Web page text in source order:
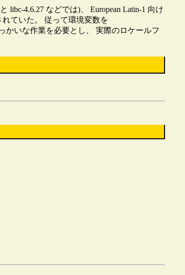
libc-4.6.27 などでは)、 European Latin-1 向け
ていた。 従って環境変数を
かいな作業を必要とし、 実際のロケールフ